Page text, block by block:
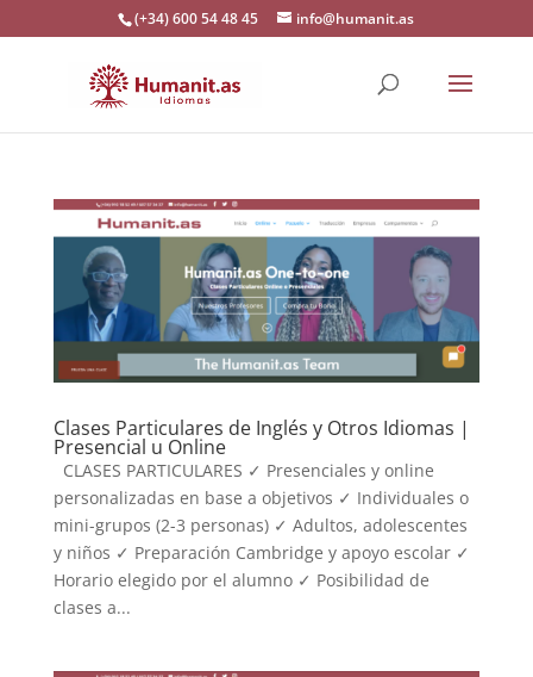
(+34) 600 54 48 45 info@humanit.as
Clases Particulares de Inglés y Otros Idiomas |
Presencial u Online
CLASES PARTICULARES ✓ Presenciales y online
personalizadas en base a objetivos ✓ Individuales o
mini-grupos (2-3 personas) ✓ Adultos, adolescentes
y niños ✓ Preparación Cambridge y apoyo escolar ✓
Horario elegido por el alumno ✓ Posibilidad de
clases a...